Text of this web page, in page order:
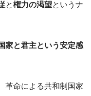
と権力の渇望というナ
家と君主という安定感
革命による共和制国家